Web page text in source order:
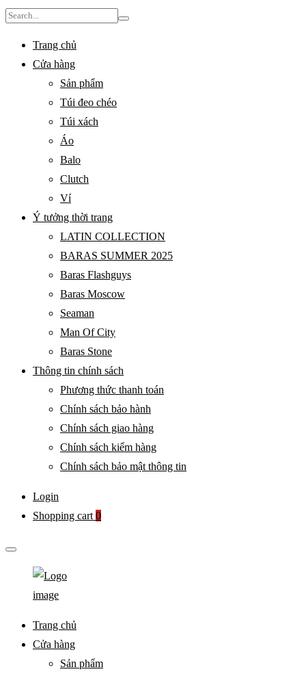
Search
Trang chủ
Cửa hàng
Sản phẩm
Túi đeo chéo
Túi xách
Áo
Balo
Clutch
Ví
Ý tưởng thời trang
LATIN COLLECTION
BARAS SUMMER 2025
Baras Flashguys
Baras Moscow
Seaman
Man Of City
Baras Stone
Thông tin chính sách
Phương thức thanh toán
Chính sách bảo hành
Chính sách giao hàng
Chính sách kiểm hàng
Chính sách bảo mật thông tin
Login
Shopping cart 0
VIETNAM
Primary
Menu
Trang chủ
Cửa hàng
Sản phẩm